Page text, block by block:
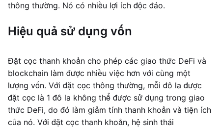
thông thường. Nó có nhiều lợi ích độc đáo.
Hiệu quả sử dụng vốn
Đặt cọc thanh khoản cho phép các giao thức DeFi và
blockchain làm được nhiều việc hơn với cùng một
lượng vốn. Với đặt cọc thông thường, mỗi đô la được
đặt cọc là 1 đô la không thể được sử dụng trong giao
thức DeFi, do đó làm giảm tính thanh khoản và tiện ích
của nó. Với đặt cọc thanh khoản, hệ sinh thái